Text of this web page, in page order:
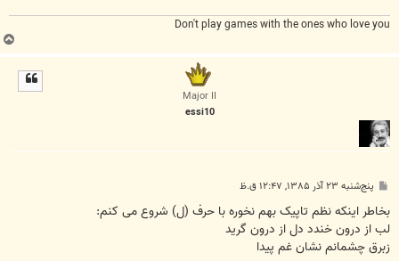
Don't play games with the ones who love you
ب
ا
Major II
essi10
پ
ت
پنج‌شنبه ۲۳ آذر ۱۳۸۵, ۱۲:۴۷ ق.ظ
بخاطر اینکه نظم تاپیک بهم نخوره با حرف (ل) شروع می کنم:
لب از درون خندد دل از درون گرید
زبرق چشمانم نشان غم پیدا